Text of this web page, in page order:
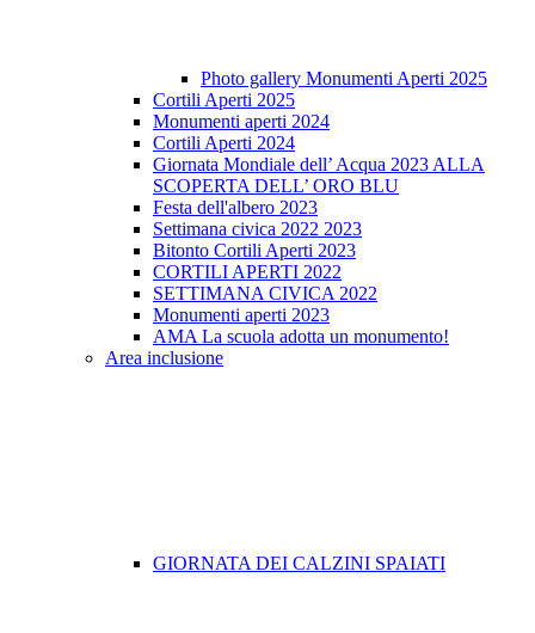
Photo gallery Monumenti Aperti 2025
Cortili Aperti 2025
Monumenti aperti 2024
Cortili Aperti 2024
Giornata Mondiale dell’ Acqua 2023 ALLA
SCOPERTA DELL’ ORO BLU
Festa dell'albero 2023
Settimana civica 2022 2023
Bitonto Cortili Aperti 2023
CORTILI APERTI 2022
SETTIMANA CIVICA 2022
Monumenti aperti 2023
AMA La scuola adotta un monumento!
Area inclusione
GIORNATA DEI CALZINI SPAIATI